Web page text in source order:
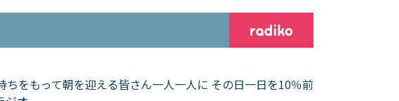
をもって朝を迎える皆さん一人一人に その日一日を10％前